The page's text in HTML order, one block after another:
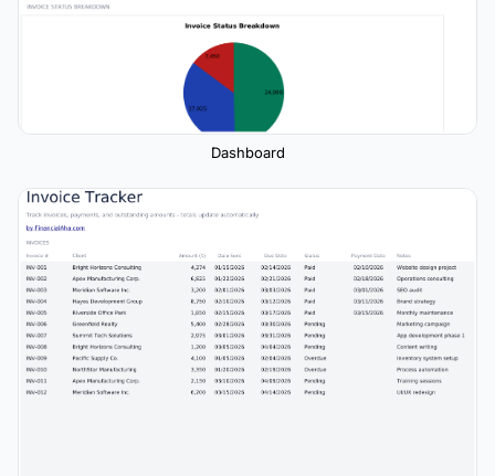
Dashboard